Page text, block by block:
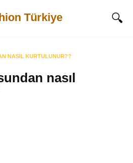
Türkiye
NASIL KURTULUNUR??
nasıl